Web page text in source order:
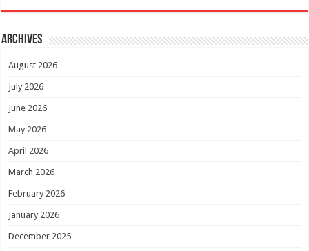
Archives
August 2026
July 2026
June 2026
May 2026
April 2026
March 2026
February 2026
January 2026
December 2025